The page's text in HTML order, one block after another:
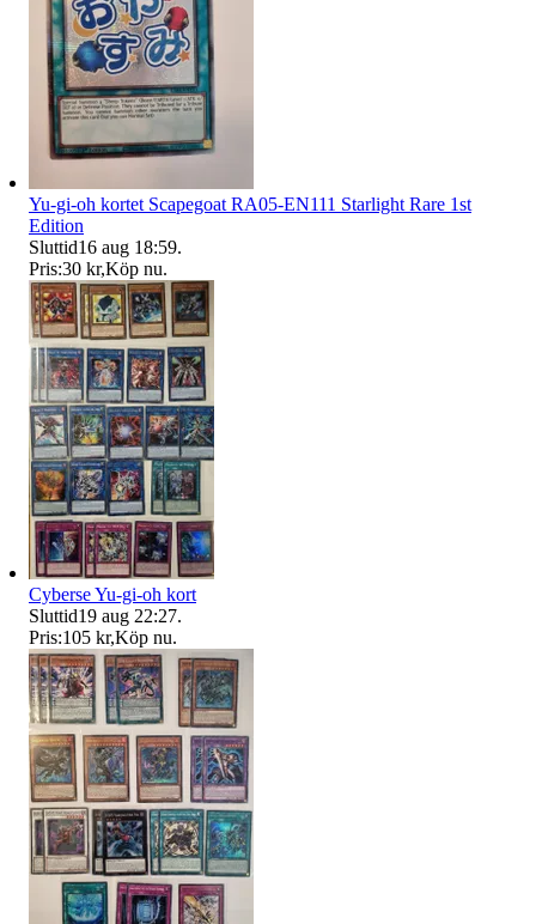
Yu-gi-oh kortet Scapegoat RA05-EN111 Starlight Rare 1st
Edition
Sluttid16 aug 18:59.
Pris:30 kr,Köp nu.
Cyberse Yu-gi-oh kort
Sluttid19 aug 22:27.
Pris:105 kr,Köp nu.